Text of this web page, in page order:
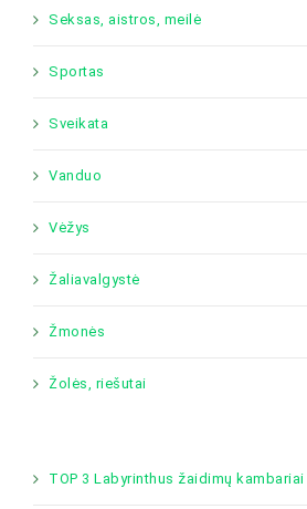
Seksas, aistros, meilė
Sportas
Sveikata
Vanduo
Vėžys
Žaliavalgystė
Žmonės
Žolės, riešutai
TOP 3 Labyrinthus žaidimų